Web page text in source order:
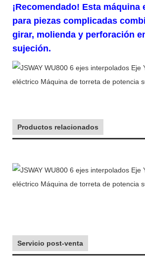
¡Recomendado! Esta máquina
para piezas complicadas
girar, molienda y perforación
sujeción.
Productos relacionados
Servicio post-venta